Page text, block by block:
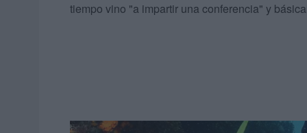
tiempo vino "a impartir una conferencia" y